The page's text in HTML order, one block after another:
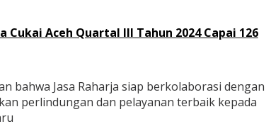
Cukai Aceh Quartal III Tahun 2024 Capai 126
bahwa Jasa Raharja siap berkolaborasi dengan
perlindungan dan pelayanan terbaik kepada